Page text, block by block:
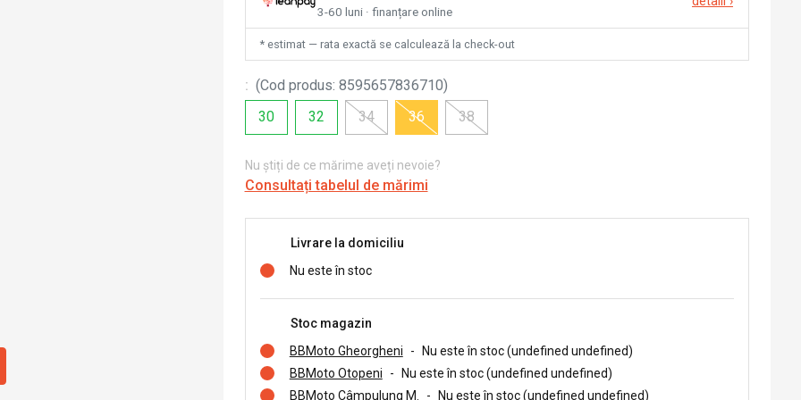
3-60 luni · finanțare online
* estimat — rata exactă se calculează la check-out
: (Cod produs: 8595657836710)
30
32 34 36 38
Nu știți de ce mărime aveți nevoie?
Consultați tabelul de mărimi
Livrare la domiciliu
Nu este în stoc
Stoc magazin
BBMoto Gheorgheni
-
Nu este în stoc (undefined undefined)
BBMoto Otopeni
-
Nu este în stoc (undefined undefined)
BBMoto Câmpulung M.
- Nu este în stoc (undefined undefined)